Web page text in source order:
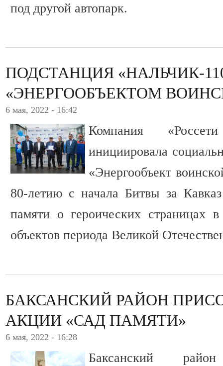
под другой автопарк.
ПОДСТАНЦИЯ «НАЛЬЧИК-
«ЭНЕРГООБЪЕКТОМ
6 мая, 2022 - 16:42
Компания
инициировала
«Энергообъект
80-летию с начала Битвы за
памяти о героических страницах в
объектов периода Великой
БАКСАНСКИЙ РАЙОН
АКЦИИ «САД ПАМЯТИ»
6 мая, 2022 - 16:28
Баксанский